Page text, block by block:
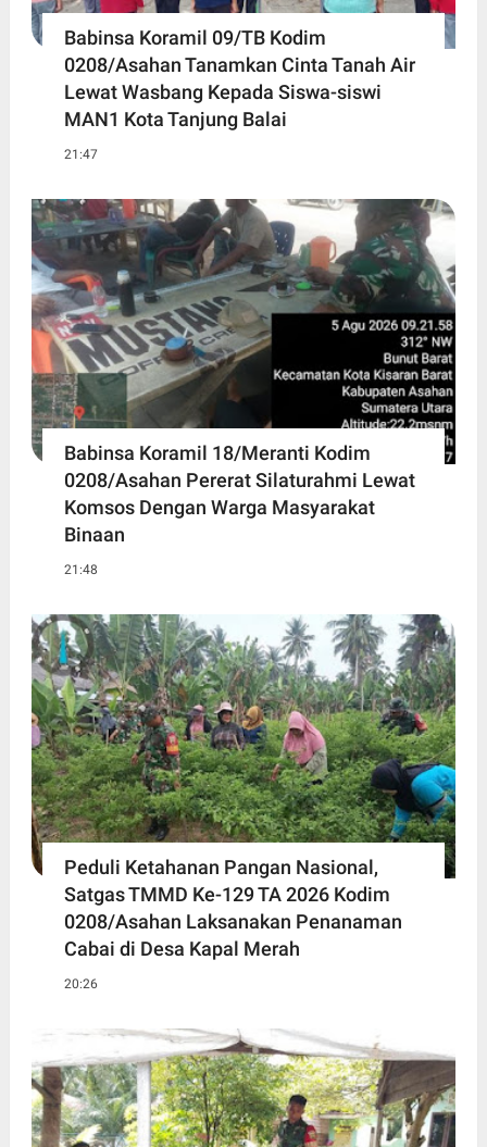
Babinsa Koramil 09/TB Kodim
0208/Asahan Tanamkan Cinta Tanah Air
Lewat Wasbang Kepada Siswa-siswi
MAN1 Kota Tanjung Balai
21:47
Babinsa Koramil 18/Meranti Kodim
0208/Asahan Pererat Silaturahmi Lewat
Komsos Dengan Warga Masyarakat
Binaan
21:48
Peduli Ketahanan Pangan Nasional,
Satgas TMMD Ke-129 TA 2026 Kodim
0208/Asahan Laksanakan Penanaman
Cabai di Desa Kapal Merah
20:26